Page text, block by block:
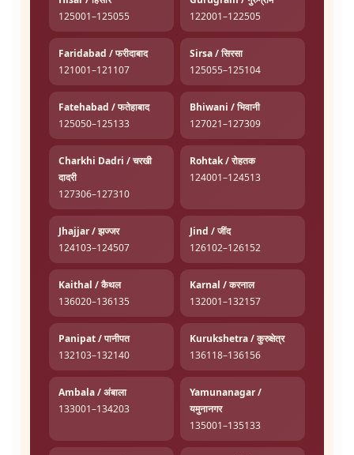
125001–125055
122001–122505
Faridabad / फरीदाबाद
121001–121107
Sirsa / सिरसा
125055–125104
Fatehabad / फतेहाबाद
125050–125133
Bhiwani / भिवानी
127021–127309
Charkhi Dadri / चरखी
दादरी
127306–127310
Rohtak / रोहतक
124001–124513
Jhajjar / झज्जर
124103–124507
Jind / जींद
126102–126152
Kaithal / कैथल
136020–136135
Karnal / करनाल
132001–132157
Panipat / पानीपत
132103–132140
Kurukshetra / कुरुक्षेत्र
136118–136156
Ambala / अंबाला
133001–134203
Yamunanagar /
यमुनानगर
135001–135133